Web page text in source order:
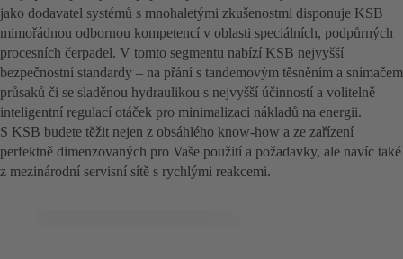
jako dodavatel systémů s mnohaletými zkušenostmi disponuje KSB
mimořádnou odbornou kompetencí v oblasti speciálních, podpůrných
procesních čerpadel. V tomto segmentu nabízí KSB nejvyšší
bezpečnostní standardy – na přání s tandemovým těsněním a snímačem
průsaků či se sladěnou hydraulikou s nejvyšší účinností a volitelně
inteligentní regulací otáček pro minimalizaci nákladů na energii.
S KSB budete těžit nejen z obsáhlého know-how a ze zařízení
perfektně dimenzovaných pro Vaše použití a požadavky, ale navíc také
z mezinárodní servisní sítě s rychlými reakcemi.